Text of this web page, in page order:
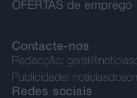
OFERTAS de emprego
Contacte-nos
Redacção:
Publicidade:
Redes sociais